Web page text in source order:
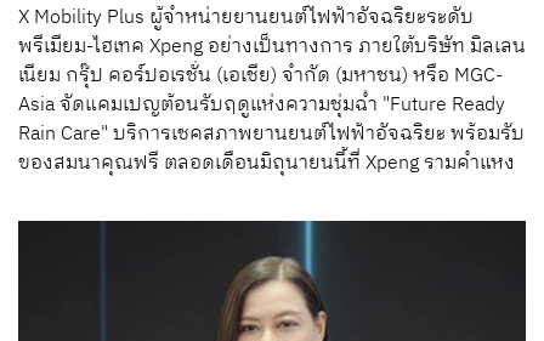
X Mobility Plus ผู้จำหน่ายยานยนต์ไฟฟ้าอัจฉริยะระดับ
พรีเมียม-ไฮเทค Xpeng อย่างเป็นทางการ ภายใต้บริษัท มิลเลน
เนียม กรุ๊ป คอร์ปอเรชั่น (เอเชีย) จำกัด (มหาชน) หรือ MGC-
Asia จัดแคมเปญต้อนรับฤดูแห่งความชุ่มฉ่ำ "Future Ready
Rain Care" บริการเชคสภาพยานยนต์ไฟฟ้าอัจฉริยะ พร้อมรับ
ของสมนาคุณฟรี ตลอดเดือนมิถุนายนนี้ที่ Xpeng รามคำแหง